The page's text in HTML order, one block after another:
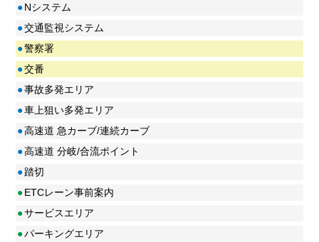
●Nシステム
●交通監視システム
●警察署
●交番
●事故多発エリア
●車上狙い多発エリア
●高速道 急カーブ/連続カーブ
●高速道 分岐/合流ポイント
●踏切
●ETCレーン事前案内
●サービスエリア
●パーキングエリア